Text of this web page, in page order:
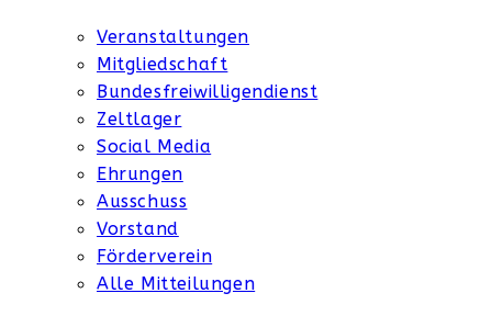
Veranstaltungen
Mitgliedschaft
Bundesfreiwilligendienst
Zeltlager
Social Media
Ehrungen
Ausschuss
Vorstand
Förderverein
Alle Mitteilungen